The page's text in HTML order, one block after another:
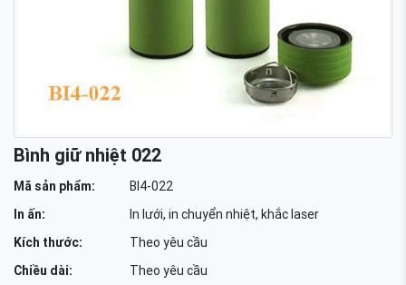
Bình giữ nhiệt 022
Mã sản phẩm:
BI4-022
In ấn:
In lưới, in chuyển nhiệt, khắc laser
Kích thước:
Theo yêu cầu
Chiều dài:
Theo yêu cầu